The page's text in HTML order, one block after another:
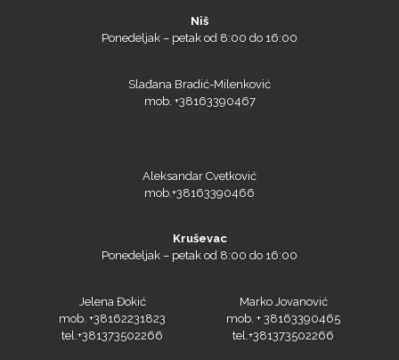
Silhouette
Niš
Ponedeljak – petak od 8:00 do 16:00
Slađana Bradić-Milenković
mob. +38163390467
Aleksandar Cvetković
mob.+38163390466
Kruševac
Ponedeljak – petak od 8:00 do 16:00
Jelena Đokić
mob. +38162231823
tel.+381373502266
Marko Jovanović
mob. + 38163390465
tel.+381373502266